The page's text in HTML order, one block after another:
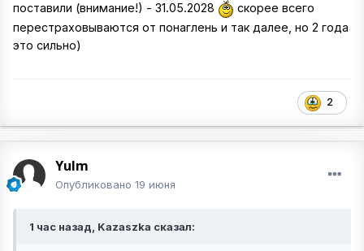
поставили (внимание!) - 31.05.2028
скорее всего
перестраховываются от понаглень и так далее, но 2 года
это сильно)
2
Yulm
Опубликовано 19 июня
1 час назад, Kazaszka сказал: